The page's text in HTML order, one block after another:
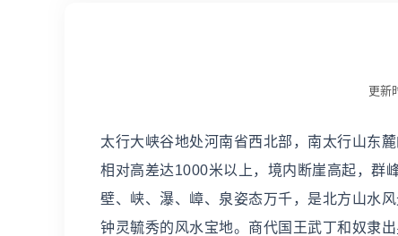
更新
太行大峡谷地处河南省西北部，南太行山东
相对高差达1000米以上，境内断崖高起，群
壁、峡、瀑、嶂、泉姿态万千，是北方山水
钟灵毓秀的风水宝地。商代国王武丁和奴隶